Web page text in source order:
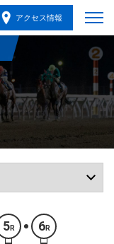
アクセス情報
5R 6R